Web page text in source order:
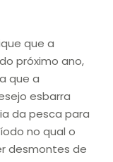
que a
próximo ano,
que a
esbarra
da pesca para
no qual o
desmontes de